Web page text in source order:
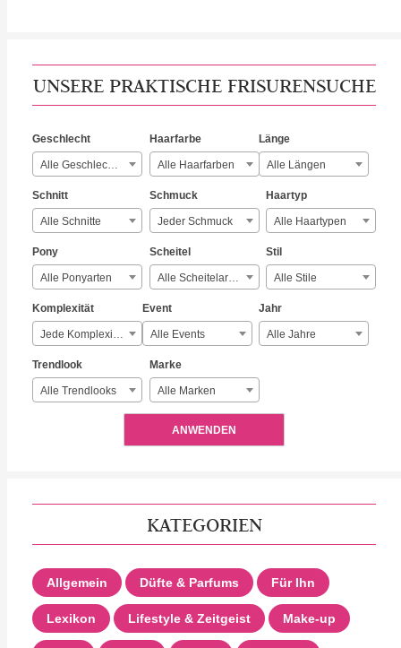
UNSERE PRAKTISCHE FRISURENSUCHE
Geschlecht
Alle Geschlechter
Haarfarbe
Alle Haarfarben
Länge
Alle Längen
Schnitt
Alle Schnitte
Schmuck
Jeder Schmuck
Haartyp
Alle Haartypen
Pony
Alle Ponyarten
Scheitel
Alle Scheitelarten
Stil
Alle Stile
Komplexität
Jede Komplexität
Event
Alle Events
Jahr
Alle Jahre
Trendlook
Alle Trendlooks
Marke
Alle Marken
ANWENDEN
KATEGORIEN
Allgemein Düfte & Parfums Für Ihn
Lexikon Lifestyle & Zeitgeist Make-up